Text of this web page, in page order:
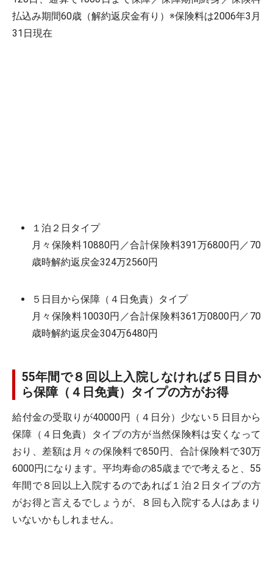
払込み期間60歳（解約返戻金有り）※保険料は2006年3月
31日現在
１泊２日タイプ
月々保険料10880円／合計保険料391万6800円／70
歳時解約返戻金324万2560円
５日目から保障（４日免責）タイプ
月々保険料10030円／合計保険料361万0800円／70
歳時解約返戻金304万6480円
55年間で８回以上入院しなければ５日目か
ら保障（４日免責）タイプの方がお得
給付金の受取りが40000円（４日分）少ない５日目から
保障（４日免責）タイプの方が当然保険料は安くなって
おり、差額は月々の保険料で850円、合計保険料で30万
6000円になります。平均寿命の85歳までで考えると、55
年間で８回以上入院するのであれば１泊２日タイプの方
がお得と言えるでしょうが、８回も入院する人はあまり
いないかもしれません。